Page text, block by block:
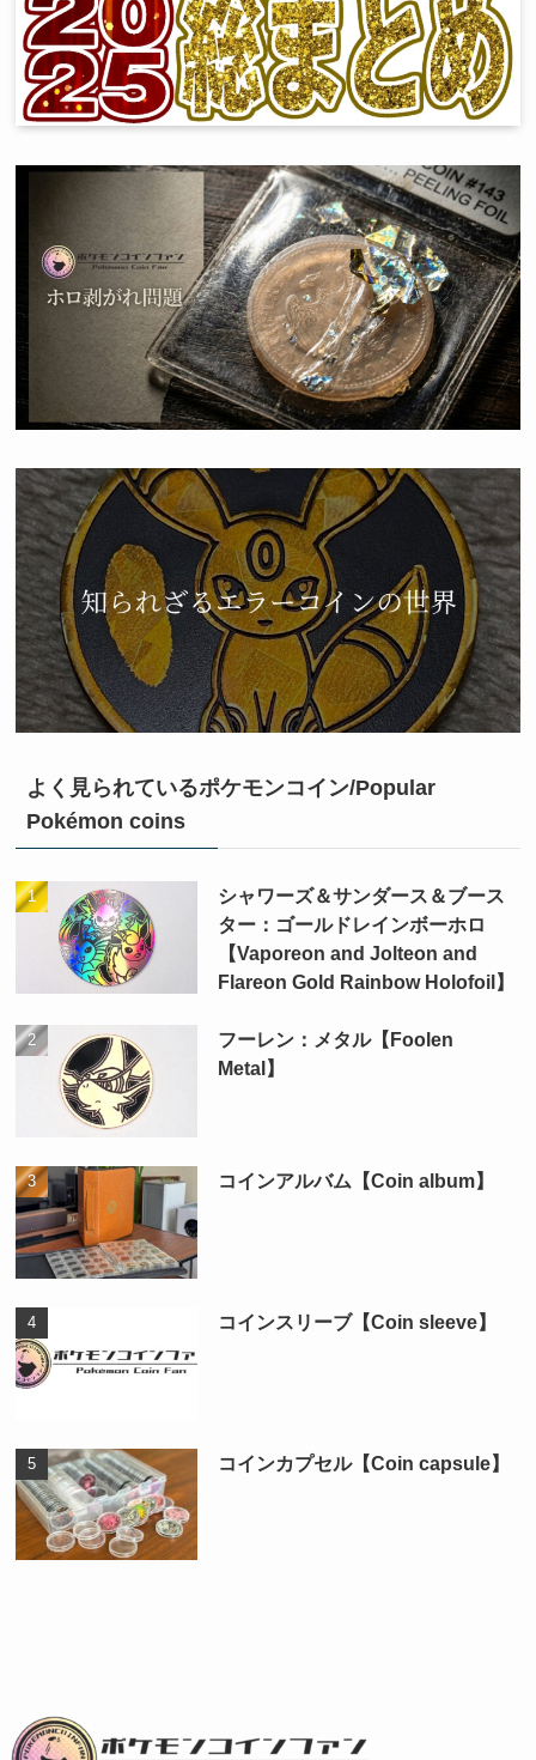
よく見られているポケモンコイン/Popular
Pokémon coins
シャワーズ＆サンダース＆ブース
ター：ゴールドレインボーホロ
【Vaporeon and Jolteon and
Flareon Gold Rainbow Holofoil】
フーレン：メタル【Foolen
Metal】
コインアルバム【Coin album】
コインスリーブ【Coin sleeve】
コインカプセル【Coin capsule】